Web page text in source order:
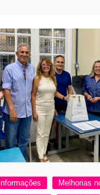
Informações
Melhorias